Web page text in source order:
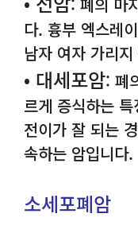
다. 흉부 엑스레
남자 여자 가리
• 대세포암: 폐
르게 증식하는
전이가 잘 되는
속하는 암입니다.
소세포폐암